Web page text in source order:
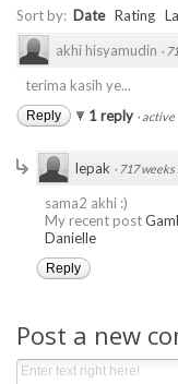
Sort by: Date Rating
akhi hisyamudin ·
terima kasih ye...
Reply 1 reply · active
lepak · 717 weeks
sama2 akhi :)
My recent post
Danielle
Reply
Post a new